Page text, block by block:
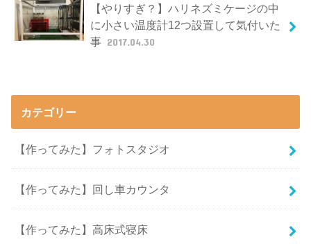
【やりすぎ？】ハリネズミケージの中
に小さい温度計12つ設置して気付いた
事 2017.04.30
カテゴリー
【作ってみた】フォトスタジオ
【作ってみた】回し車カウンタ
【作ってみた】高床式寝床